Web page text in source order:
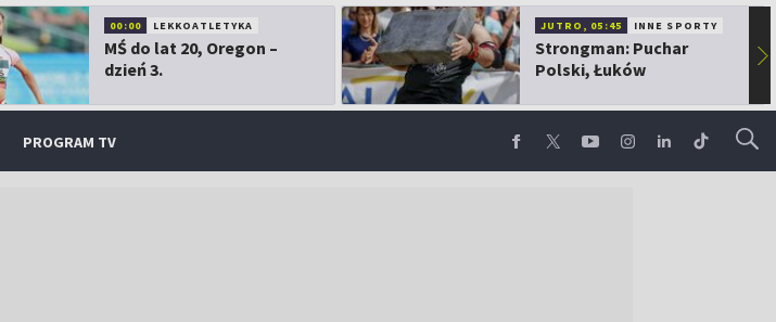
00:00 LEKKOATLETYKA
MŚ do lat 20, Oregon –
dzień 3.
JUTRO, 05:45 INNE SPORTY
Strongman: Puchar
Polski, Łuków
▶
PROGRAM TV